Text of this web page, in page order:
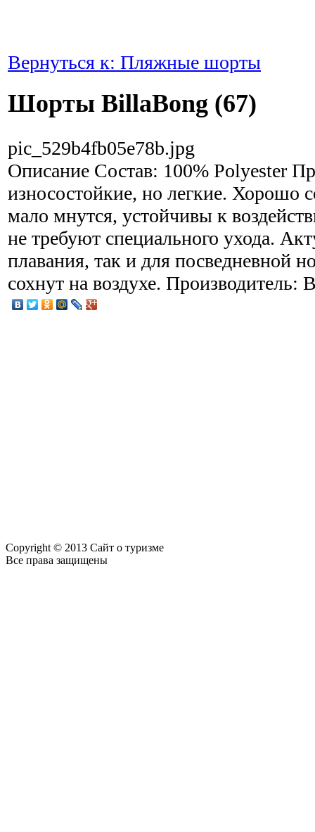
Вернуться к: Пляжные шорты
Шорты BillaBong (67)
pic_529b4fb05e78b.jpg
Описание Состав: 100% Polyester
износостойкие, но легкие. Хорошо
мало мнутся, устойчивы к
не требуют специального ухода.
плавания, так и для посведневной
сохнут на воздухе.
Copyright © 2013 Сайт о туризме
Все права защищены